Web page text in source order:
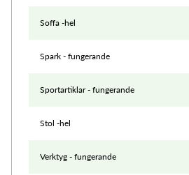
Soffa -hel
Spark - fungerande
Sportartiklar - fungerande
Stol -hel
Verktyg - fungerande